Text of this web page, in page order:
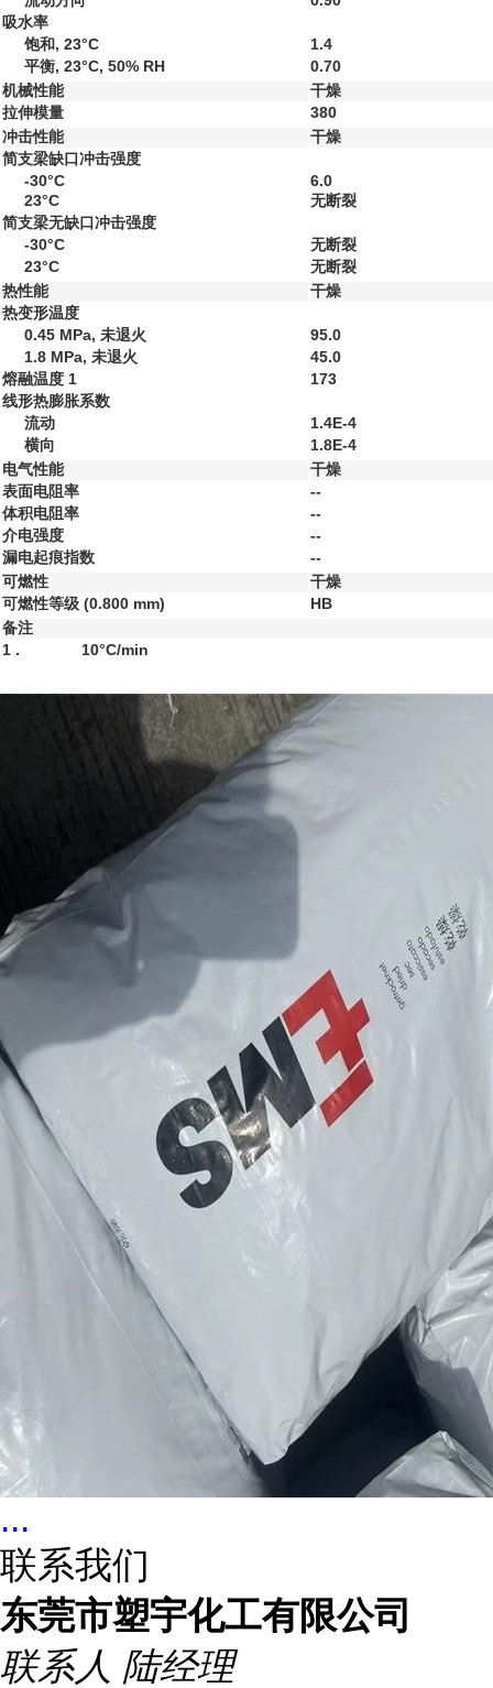
吸水率
饱和, 23°C
1.4
平衡, 23°C, 50% RH
0.70
机械性能
干燥
拉伸模量
380
冲击性能
干燥
简支梁缺口冲击强度
-30°C
6.0
23°C
无断裂
简支梁无缺口冲击强度
-30°C
无断裂
23°C
无断裂
热性能
干燥
热变形温度
0.45 MPa, 未退火
95.0
1.8 MPa, 未退火
45.0
熔融温度 1
173
线形热膨胀系数
流动
1.4E-4
横向
1.8E-4
电气性能
干燥
表面电阻率
--
体积电阻率
--
介电强度
--
漏电起痕指数
--
可燃性
干燥
可燃性等级 (0.800 mm)
HB
备注
1 .
10°C/min
...
联系我们
东莞市塑宇化工有限公司
联系人 陆经理